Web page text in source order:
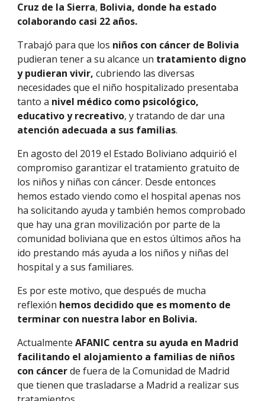
Cruz de la Sierra, Bolivia, donde ha estado
colaborando casi 22 años.
Trabajó para que los niños con cáncer de Bolivia
pudieran tener a su alcance un tratamiento digno
y pudieran vivir,cubriendo las diversas
necesidades que el niño hospitalizado presentaba
tanto a nivel médico como psicológico,
educativo y recreativo, y tratando de dar una
atención adecuada a sus familias.
En agosto del 2019 el Estado Boliviano adquirió el
compromiso garantizar el tratamiento gratuito de
los niños y niñas con cáncer. Desde entonces
hemos estado viendo como el hospital apenas nos
ha solicitando ayuda y también hemos comprobado
que hay una gran movilización por parte de la
comunidad boliviana que en estos últimos años ha
ido prestando más ayuda a los niños y niñas del
hospital y a sus familiares.
Es por este motivo, que después de mucha
reflexión hemos decidido que es momento de
terminar con nuestra labor en Bolivia.
ActualmenteAFANIC centra su ayuda en Madrid
facilitando el alojamiento a familias de niños
con cáncerde fuera de la Comunidad de Madrid
que tienen que trasladarse a Madrid a realizar sus